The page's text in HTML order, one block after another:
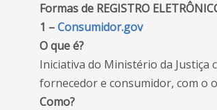
Formas de REGISTRO
1 –Consumidor.gov
O que é?
Iniciativa do Ministério da
fornecedor e consumidor, com o
Como?